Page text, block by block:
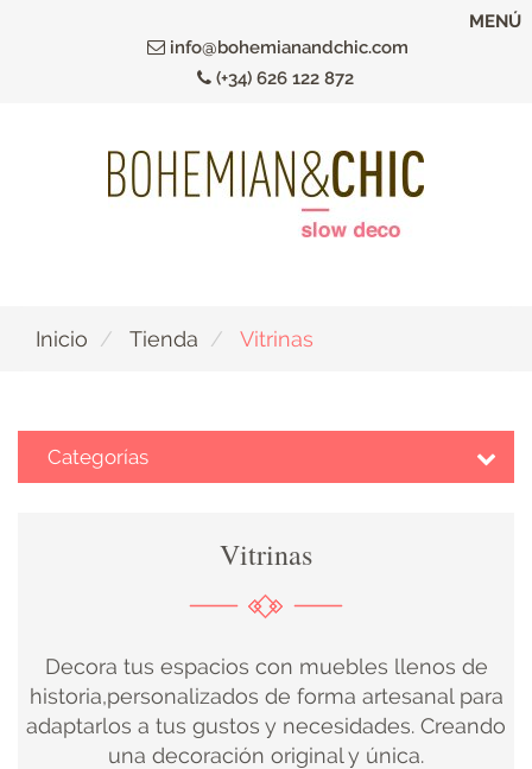
info@bohemianandchic.com
(+34) 626 122 872
MENÚ
Inicio Tienda Vitrinas
Categorías
DECOBODAS
Vitrinas
Decora tus espacios con muebles llenos de
historia,personalizados de forma artesanal para
adaptarlos a tus gustos y necesidades. Creando
una decoración original y única.